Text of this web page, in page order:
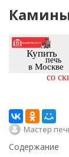
Камины
Купить
печь
в Москве
со
Мастер
Содержание